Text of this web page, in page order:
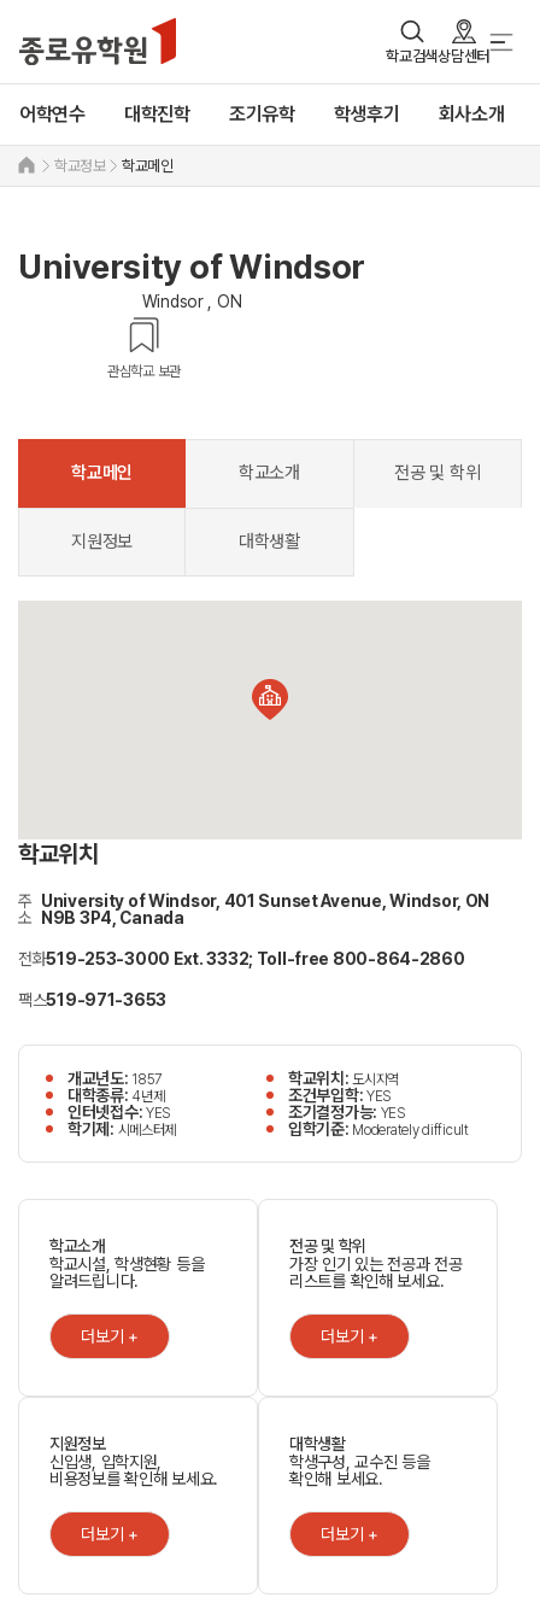
학교검색상담센터
어학연수 대학진학 조기유학 학생후기 회사소개
학교정보 학교메인
University of Windsor
Windsor , ON
관심학교 보관
학교메인 학교소개 전공 및 학위
지원정보 대학생활
학교위치
주
소
University of Windsor, 401 Sunset Avenue, Windsor, ON
N9B 3P4, Canada
전화519-253-3000 Ext. 3332; Toll-free 800-864-2860
팩스519-971-3653
개교년도: 1857 학교위치: 도시지역
대학종류: 4년제 조건부입학:YES
인터넷접수:YES 조기결정가능: YES
학기제: 시메스터제 입학기준: Moderately difficult
학교소개
학교시설, 학생현황 등을
알려드립니다.
더보기 +
전공 및 학위
가장 인기 있는 전공과 전공
리스트를 확인해 보세요.
더보기 +
지원정보
신입생, 입학지원,
비용정보를 확인해 보세요.
더보기 +
대학생활
학생구성, 교수진 등을
확인해 보세요.
더보기 +